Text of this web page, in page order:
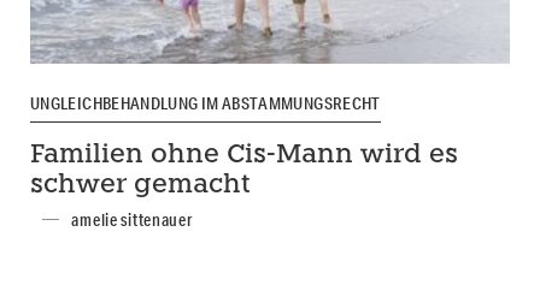
UNGLEICHBEHANDLUNG IM ABSTAMMUNGSRECHT
Familien ohne Cis-Mann wird es
schwer gemacht
amelie sittenauer